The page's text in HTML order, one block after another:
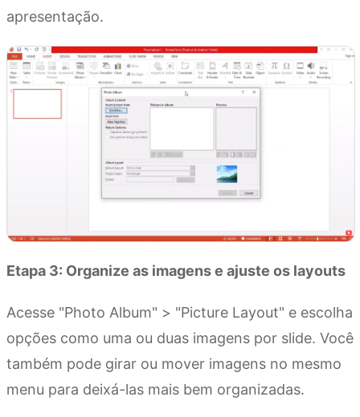
apresentação.
Etapa 3: Organize as imagens e ajuste os layouts
Acesse "Photo Album" > "Picture Layout" e escolha
opções como uma ou duas imagens por slide. Você
também pode girar ou mover imagens no mesmo
menu para deixá-las mais bem organizadas.